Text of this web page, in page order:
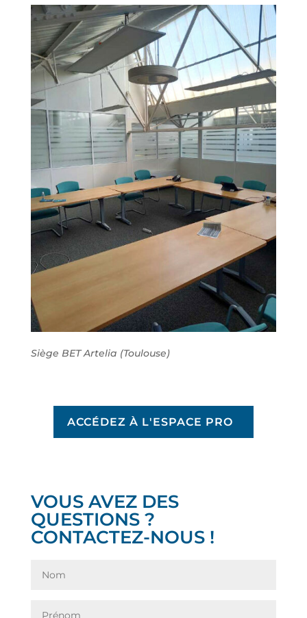
Siège BET Artelia (Toulouse)
ACCÉDEZ À L'ESPACE PRO
VOUS AVEZ DES
QUESTIONS ?
CONTACTEZ-NOUS !